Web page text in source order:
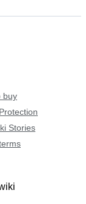
buy
Stories